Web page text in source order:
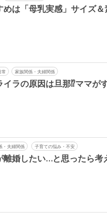
めは「母乳実感」サイズ
常 家族関係・夫婦関係
ラの原因は旦那⁉ママが
・夫婦関係 子育ての悩み・不安
離婚したい…と思ったら考